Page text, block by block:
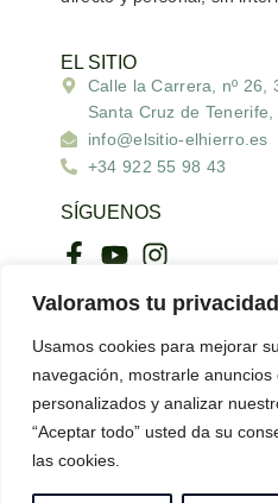
Valoramos tu privacidad
Usamos cookies para mejorar
navegación, mostrarle anuncios
personalizados y analizar
“Aceptar todo” usted da su
las cookies.
EL SITIO
Calle la Carrera, nº 26,
Santa Cruz de Tenerife,
info@elsitio-elhierro.es
+34 922 55 98 43
SÍGUENOS
ENLACES DE INTERÉS
Bimbache.info
Aviso Legal |